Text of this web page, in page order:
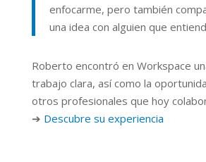
enfocarme, pero también
una idea con alguien que
Roberto encontró en Workspace
trabajo clara, así como la
otros profesionales que hoy
➔ Descubre su experiencia